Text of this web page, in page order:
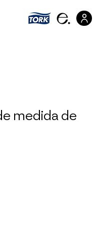
Referir personas
medida de